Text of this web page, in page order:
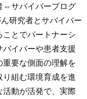
⇔サバイバープログ
研究者とサバイバー
とでパートナーシ
イバーや患者支援
要な側面の理解を
組む環境育成を進
動が活発で、実際